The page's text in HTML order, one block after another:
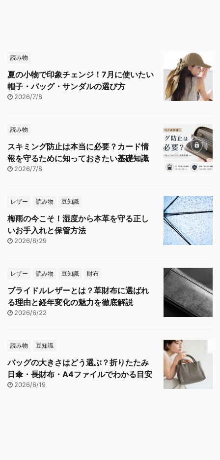
読み物
夏の小物で印象チェンジ！7月に使いたい
帽子・バッグ・サンダルの選び方
2026/7/8
読み物
スキミング防止は本当に必要？カード情
報を守るために知っておきたい基礎知識
2026/7/8
レザー 読み物 豆知識
梅雨の今こそ！湿度から本革を守る正し
いお手入れと保管方法
2026/6/29
レザー 読み物 豆知識 財布
ブライドルレザーとは？革財布に選ばれ
る理由と経年変化の魅力を徹底解説
2026/6/22
読み物 豆知識
バッグの大きさはどう選ぶ？折りたたみ
日傘・長財布・A4ファイルでわかる目安
2026/6/19